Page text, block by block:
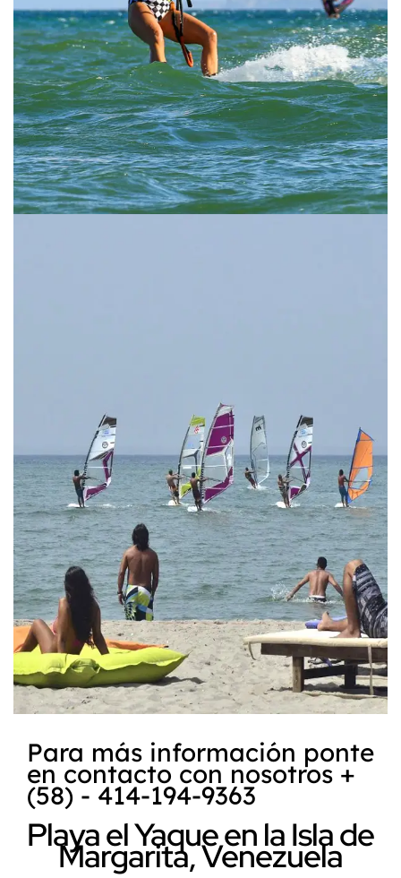
Para más información ponte
en contacto con nosotros +
(58) - 414-194-9363
Playa el Yaque en la Isla de
Margarita, Venezuela